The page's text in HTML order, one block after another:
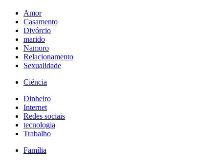
Amor
Casamento
Divórcio
marido
Namoro
Relacionamento
Sexualidade
Ciência
Dinheiro
Internet
Redes sociais
tecnologia
Trabalho
Família